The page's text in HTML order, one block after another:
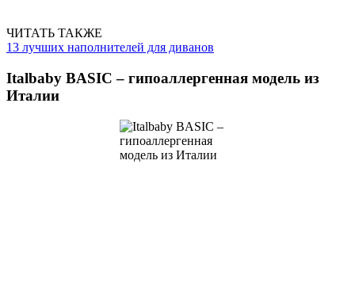
ЧИТАТЬ ТАКЖЕ
13 лучших наполнителей для диванов
Italbaby BASIC – гипоаллергенная модель из
Италии